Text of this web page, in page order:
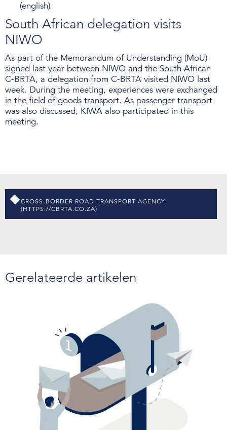
Over de NIWO
Informatie per land / Country information
Over deze website
Inloggen
NIWO
(english)
South African delegation visits
NIWO
As part of the Memorandum of Understanding (MoU)
signed last year between NIWO and the South African
C-BRTA, a delegation from C-BRTA visited NIWO last
week. During the meeting, experiences were exchanged
in the field of goods transport. As passenger transport
was also discussed, KIWA also participated in this
meeting.
CROSS-BORDER ROAD TRANSPORT AGENCY
(HTTPS://CBRTA.CO.ZA)
Gerelateerde artikelen